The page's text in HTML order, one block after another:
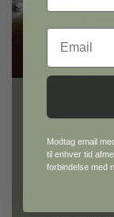
H.
Gå på
Email
Modtag email
til enhver tid
forbindelse med